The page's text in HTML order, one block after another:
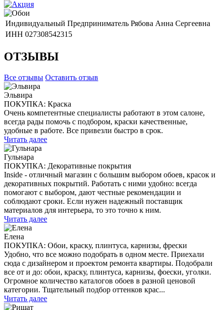
Индивидуальный Предприниматель Рябова Анна Сергеевна
ИНН 027308542315
ОТЗЫВЫ
Все отзывы Оставить отзыв
Эльвира
ПОКУПКА: Краска
Очень компетентные специалисты работают в этом салоне,
всегда рады помочь с подбором, краски качественные,
удобные в работе. Все привезли быстро в срок.
Читать далее
Гульнара
ПОКУПКА: Декоративные покрытия
Inside - отличный магазин с большим выбором обоев, красок и
декоративных покрытий. Работать с ними удобно: всегда
помогают с выбором, дают честные рекомендации и
соблюдают сроки. Если нужен надежный поставщик
материалов для интерьера, то это точно к ним.
Читать далее
Елена
ПОКУПКА: Обои, краску, плинтуса, карнизы, фрески
Удобно, что все можно подобрать в одном месте. Приехали
сюда с дизайнером и проектом ремонта квартиры. Подобрали
все от и до: обои, краску, плинтуса, карнизы, фоески, уголки.
Огромное количество каталогов обоев в разной ценовой
категории. Тщательный подбор оттенков крас...
Читать далее